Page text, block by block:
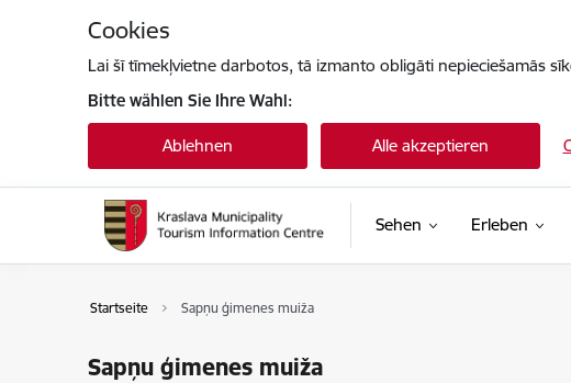
Cookies
Lai šī tīmekļvietne darbotos, tā izmanto obligāti nepieciešamās
Bitte wählen Sie Ihre Wahl:
Ablehnen Alle akzeptieren
Sehen Erleben
Startseite Sapņu ģimenes muiža
Sapņu ģimenes muiža